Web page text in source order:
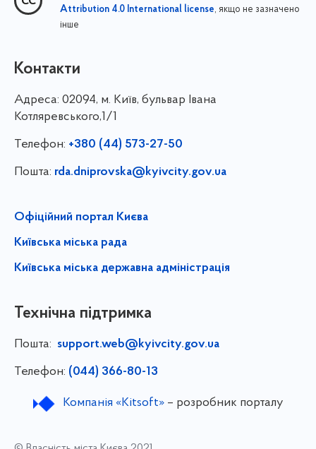
Attribution 4.0 International license, якщо не зазначено
інше
Контакти
Адреса: 02094, м. Київ, бульвар Івана
Котляревського,1/1
Телефон: +380 (44) 573-27-50
Пошта: rda.dniprovska@kyivcity.gov.ua
Офіційний портал Києва
Київська міська рада
Київська міська державна адміністрація
Технічна підтримка
Пошта: support.web@kyivcity.gov.ua
Телефон: (044) 366-80-13
Компанія «Kitsoft»– розробник порталу